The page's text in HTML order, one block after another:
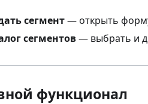
сегмент— открыть
сегментов— выбрать и
функционал